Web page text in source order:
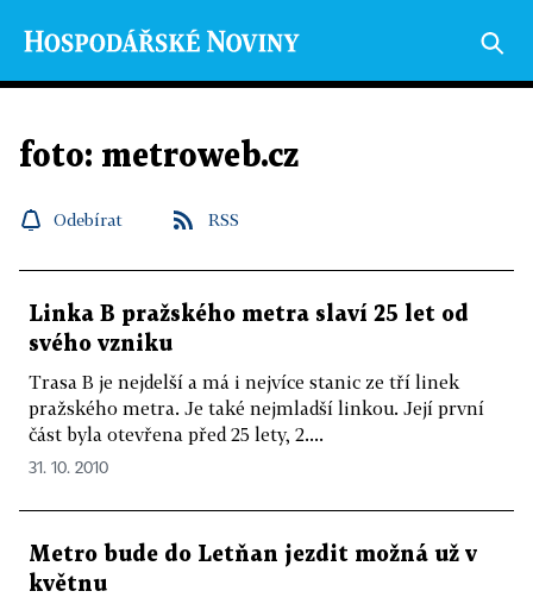
foto: metroweb.cz
Odebírat RSS
Linka B pražského metra slaví 25 let od
svého vzniku
Trasa B je nejdelší a má i nejvíce stanic ze tří linek
pražského metra. Je také nejmladší linkou. Její první
část byla otevřena před 25 lety, 2....
31. 10. 2010
Metro bude do Letňan jezdit možná už v
květnu